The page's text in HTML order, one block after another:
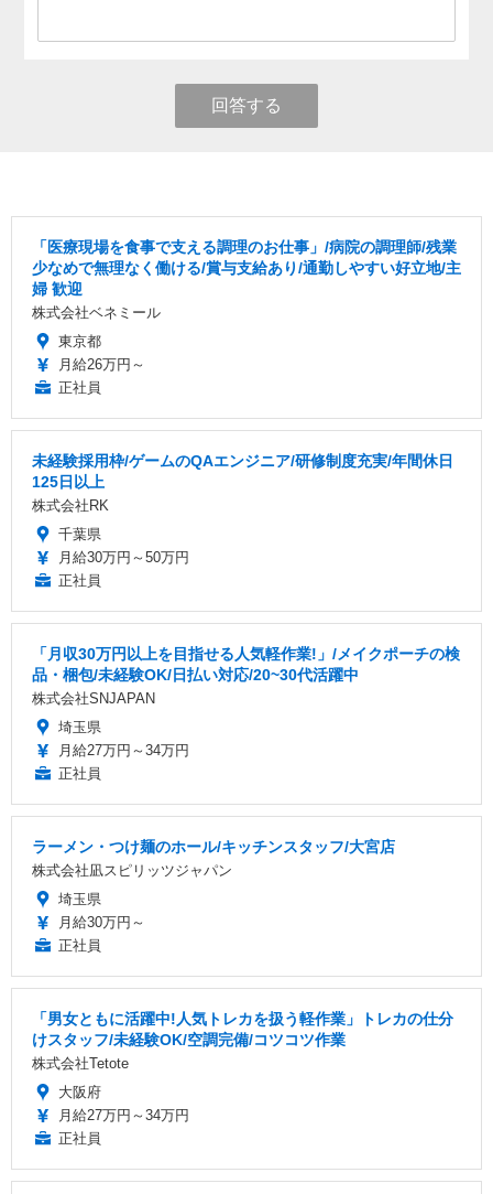
回答する
「医療現場を食事で支える調理のお仕事」/病院の調理師/残業
少なめで無理なく働ける/賞与支給あり/通勤しやすい好立地/主
婦 歓迎
株式会社ベネミール
東京都
月給26万円～
正社員
未経験採用枠/ゲームのQAエンジニア/研修制度充実/年間休日
125日以上
株式会社RK
千葉県
月給30万円～50万円
正社員
「月収30万円以上を目指せる人気軽作業!」/メイクポーチの検
品・梱包/未経験OK/日払い対応/20~30代活躍中
株式会社SNJAPAN
埼玉県
月給27万円～34万円
正社員
ラーメン・つけ麺のホール/キッチンスタッフ/大宮店
株式会社凪スピリッツジャパン
埼玉県
月給30万円～
正社員
「男女ともに活躍中!人気トレカを扱う軽作業」トレカの仕分
けスタッフ/未経験OK/空調完備/コツコツ作業
株式会社Tetote
大阪府
月給27万円～34万円
正社員